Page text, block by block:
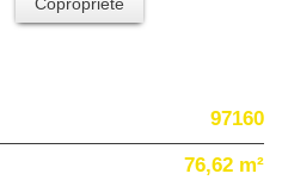
97160
76,62 m²